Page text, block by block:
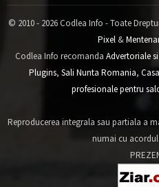
© 2010 - 2026 Codlea Info - Toate
Pixel&
Codlea Info recomanda Advertoriale
Plugins, Sali Nunta Romania,
profesionale pentru
Reproducerea integrala sau partiala a
numai cu